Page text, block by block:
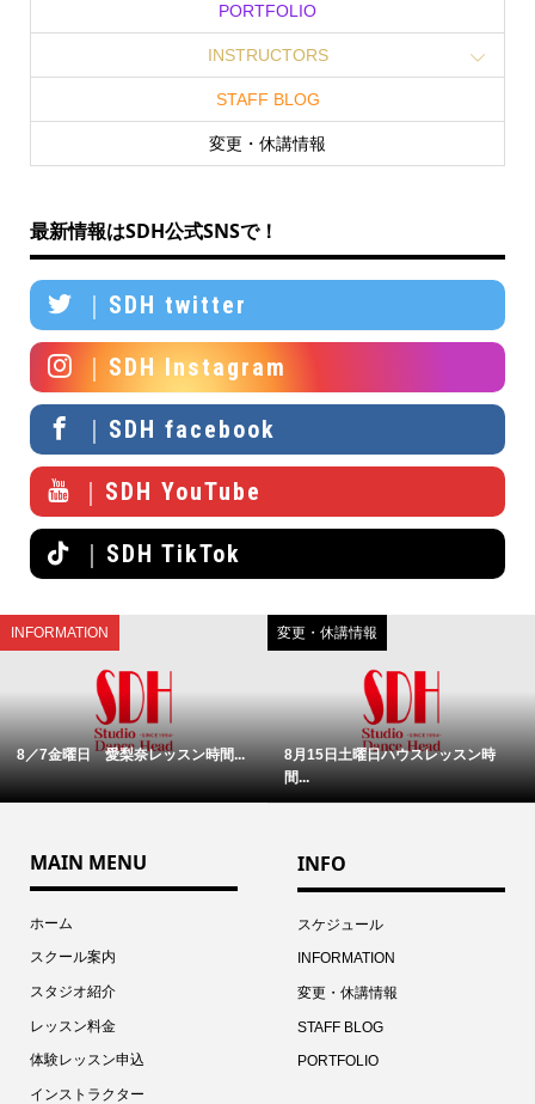
PORTFOLIO
INSTRUCTORS
STAFF BLOG
変更・休講情報
最新情報はSDH公式SNSで！
｜SDH twitter
｜SDH Instagram
｜SDH facebook
｜SDH YouTube
｜SDH TikTok
INFORMATION
8／7金曜日 愛梨奈レッスン時間...
変更・休講情報
8月15日土曜日ハウスレッスン時
間...
MAIN MENU
ホーム
スクール案内
スタジオ紹介
レッスン料金
体験レッスン申込
インストラクター
INFO
スケジュール
INFORMATION
変更・休講情報
STAFF BLOG
PORTFOLIO